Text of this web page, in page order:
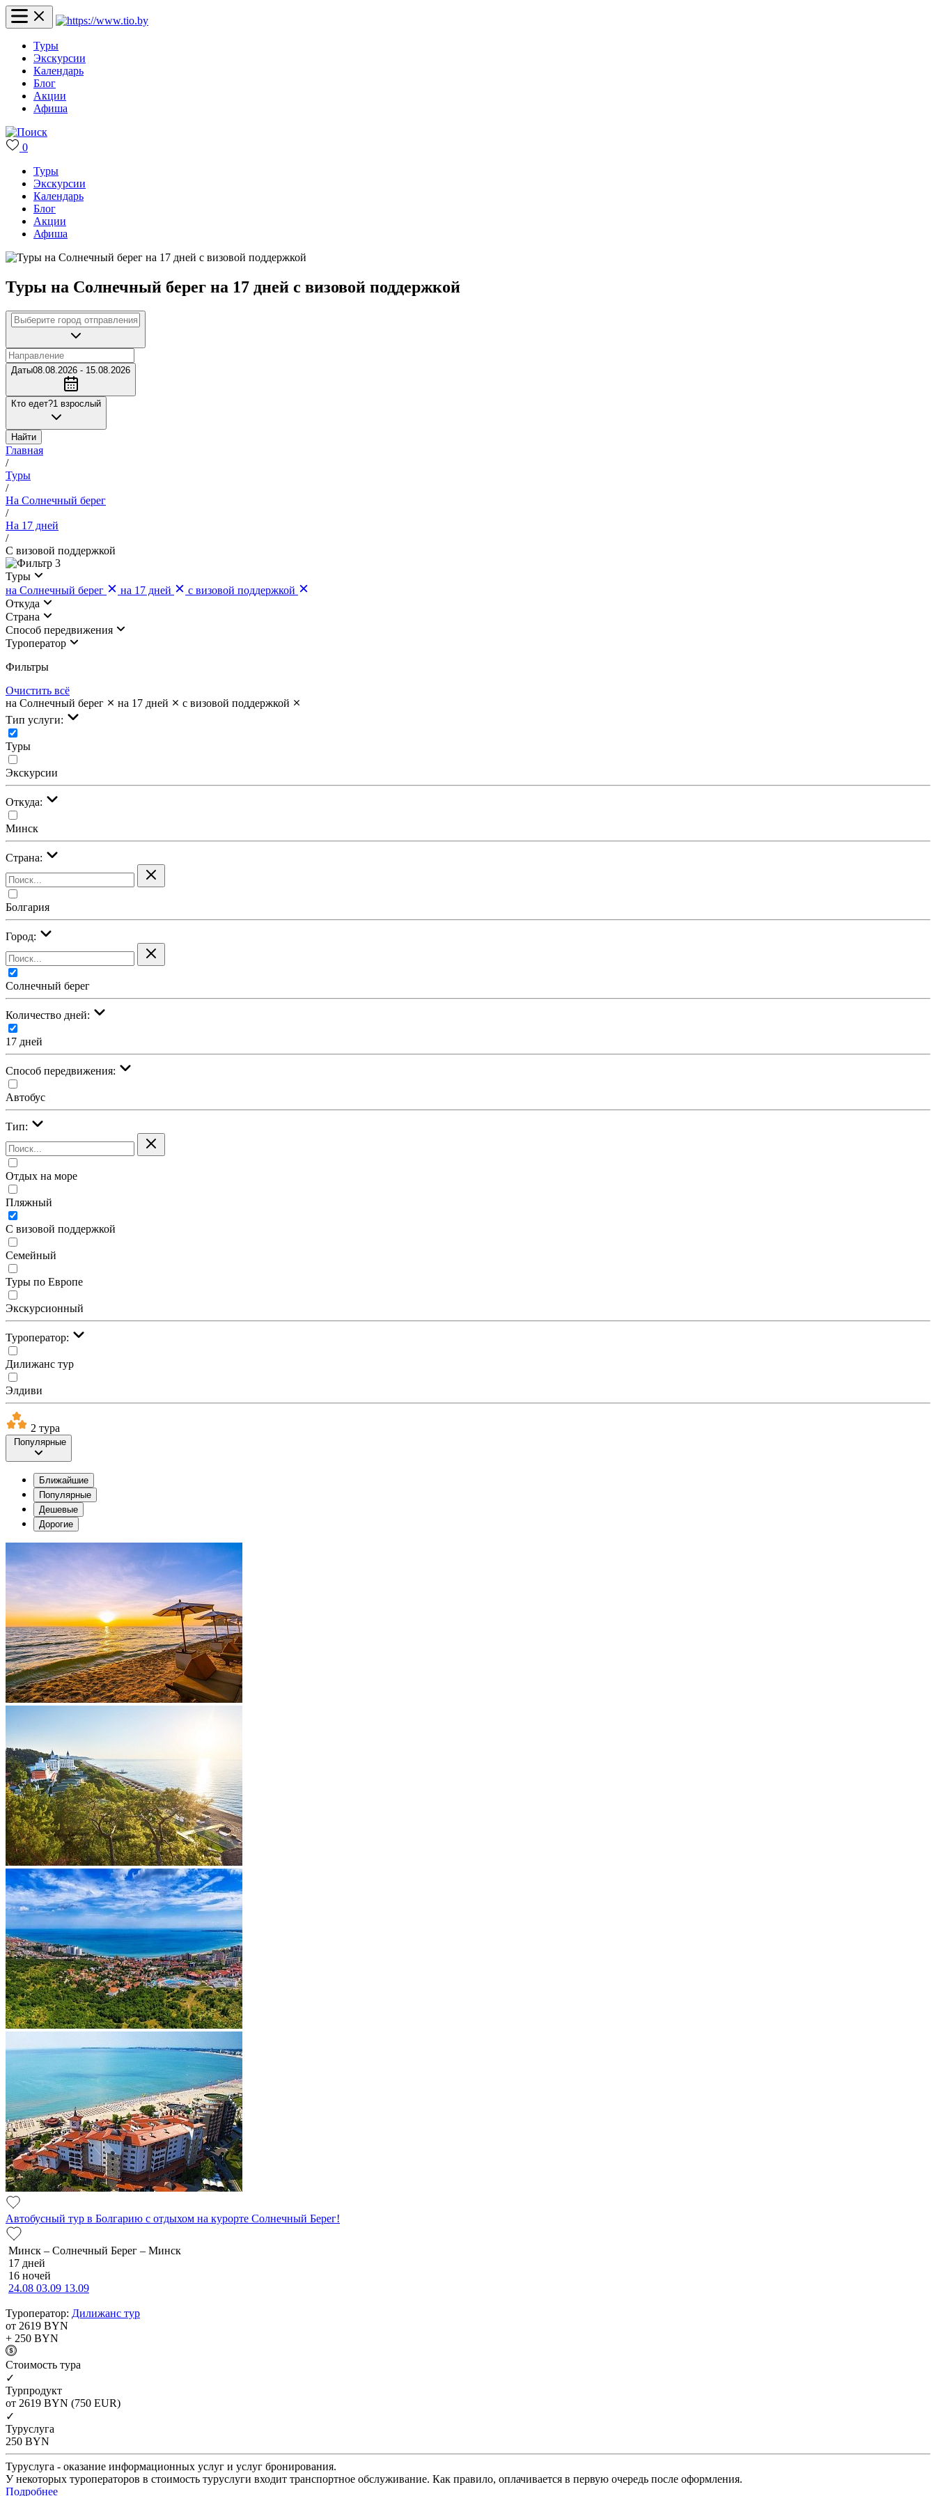
Туры
Экскурсии
Календарь
Блог
Акции
Афиша
0
Туры
Экскурсии
Календарь
Блог
Акции
Афиша
Туры на Солнечный берег на 17 дней с визовой поддержкой
Даты08.08.2026 - 15.08.2026
Кто едет?1 взрослый
Найти
Главная
/
Туры
/
На Солнечный берег
/
На 17 дней
/
С визовой поддержкой
3
Туры
на Солнечный берег
на 17 дней
с визовой поддержкой
Откуда
Страна
Cпособ передвижения
Туроператор
Фильтры
Очистить всё
на Солнечный берег
на 17 дней
с визовой поддержкой
Тип услуги:
Туры
Экскурсии
Откуда:
Минск
Страна:
Болгария
Город:
Солнечный берег
Количество дней:
17 дней
Cпособ передвижения:
Автобус
Тип:
Отдых на море
Пляжный
С визовой поддержкой
Семейный
Туры по Европе
Экскурсионный
Туроператор:
Дилижанс тур
Элдиви
2 тура
Популярные
Ближайшие
Популярные
Дешевые
Дорогие
Автобусный тур в Болгарию с отдыхом на курорте Солнечный Берег!
Минск – Солнечный Берег – Минск
17 дней
16 ночей
24.08 03.09 13.09
Туроператор: Дилижанс тур
от 2619 BYN
+ 250 BYN
Cтоимость тура
✓
Турпродукт
от 2619 BYN (750 EUR)
✓
Туруслуга
250 BYN
Туруслуга - оказание информационных услуг и услуг бронирования.
У некоторых туроператоров в стоимость туруслуги входит транспортное обслуживание. Как правило, оплачивается в первую очередь после оформления.
Подробнее